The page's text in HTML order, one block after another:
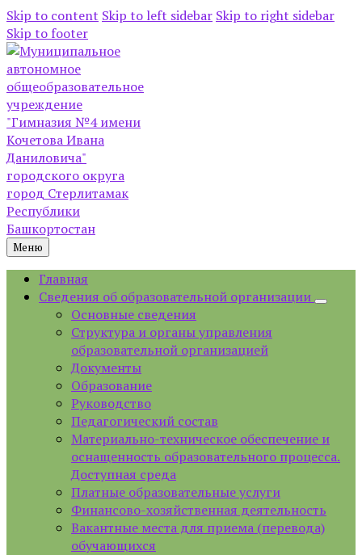
Skip to content Skip to left sidebar Skip to right sidebar
Skip to footer
Меню
Главная
Сведения об образовательной организации
Основные сведения
Структура и органы управления
образовательной организацией
Документы
Образование
Руководство
Педагогический состав
Материально-техническое обеспечение и
оснащенность образовательного процесса.
Доступная среда
Платные образовательные услуги
Финансово-хозяйственная деятельность
Вакантные места для приема (перевода)
обучающихся